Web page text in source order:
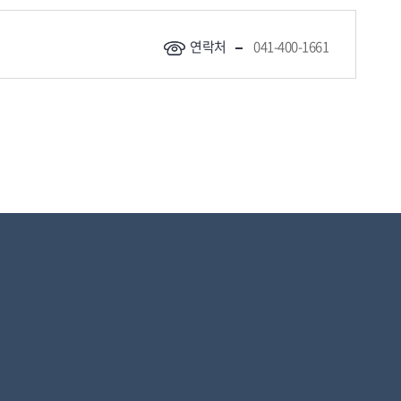
연락처 041-400-1661